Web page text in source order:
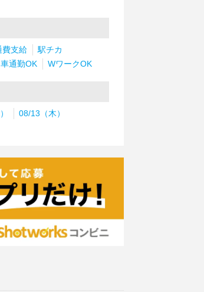
費支給
駅チカ
通勤OK WワークOK
08/13（木）